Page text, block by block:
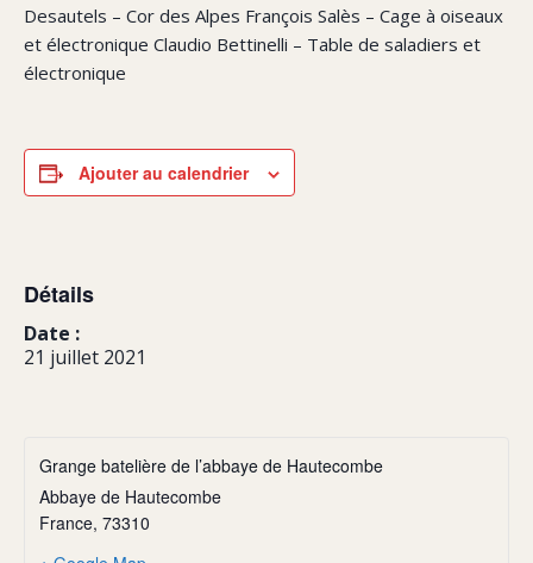
Desautels – Cor des Alpes François Salès – Cage à oiseaux
et électronique Claudio Bettinelli – Table de saladiers et
électronique
Ajouter au calendrier
Détails
Date :
21 juillet 2021
Grange batelière de l’abbaye de Hautecombe
Abbaye de Hautecombe
France, 73310